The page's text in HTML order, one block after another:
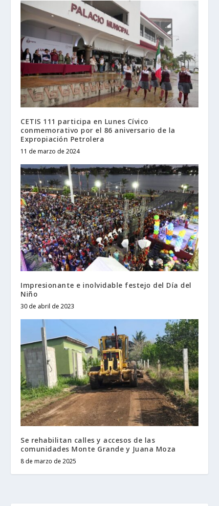
CETIS 111 participa en Lunes Cívico
conmemorativo por el 86 aniversario de la
Expropiación Petrolera
11 de marzo de 2024
Impresionante e inolvidable festejo del Día del
Niño
30 de abril de 2023
Se rehabilitan calles y accesos de las
comunidades Monte Grande y Juana Moza
8 de marzo de 2025